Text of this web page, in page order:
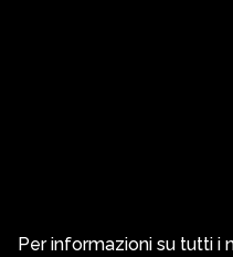
Per informazioni su tutti i